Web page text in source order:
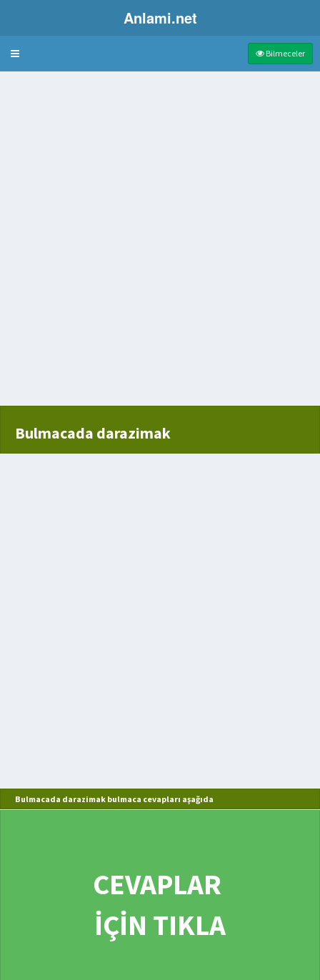
Anlami.net
Bulmaca Bilmeceler
Bulmacada darazimak
Bulmacada darazimak bulmaca cevapları aşağıda
CEVAPLAR
İÇİN TIKLA